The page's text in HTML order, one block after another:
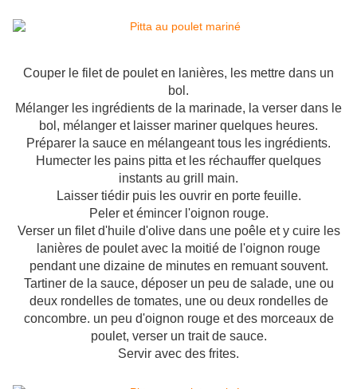
Couper le filet de poulet en lanières, les mettre dans un
bol.
Mélanger les ingrédients de la marinade, la verser dans le
bol, mélanger et laisser mariner quelques heures.
Préparer la sauce en mélangeant tous les ingrédients.
Humecter les pains pitta et les réchauffer quelques
instants au grill main.
Laisser tiédir puis les ouvrir en porte feuille.
Peler et émincer l'oignon rouge.
Verser un filet d'huile d'olive dans une poêle et y cuire les
lanières de poulet avec la moitié de l'oignon rouge
pendant une dizaine de minutes en remuant souvent.
Tartiner de la sauce, déposer un peu de salade, une ou
deux rondelles de tomates, une ou deux rondelles de
concombre. un peu d'oignon rouge et des morceaux de
poulet, verser un trait de sauce.
Servir avec des frites.